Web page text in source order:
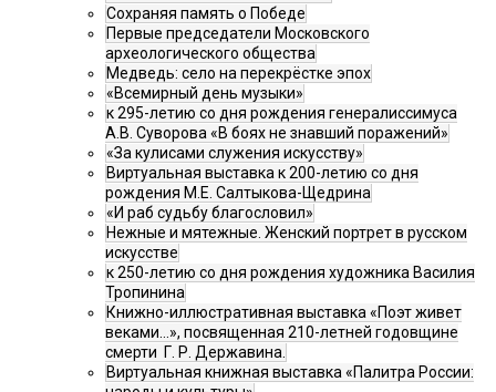
Сохраняя память о Победе
Первые председатели Московского
археологического общества
Медведь: село на перекрёстке эпох
«Всемирный день музыки»
к 295-летию со дня рождения генералиссимуса
А.В. Суворова «В боях не знавший поражений»
«За кулисами служения искусству»
Виртуальная выставка к 200-летию со дня
рождения М.Е. Салтыкова-Щедрина
«И раб судьбу благословил»
Нежные и мятежные. Женский портрет в русском
искусстве
к 250-летию со дня рождения художника Василия
Тропинина
Книжно-иллюстративная выставка «Поэт живет
веками…», посвященная 210-летней годовщине
смерти Г. Р. Державина.
Виртуальная книжная выставка «Палитра России: